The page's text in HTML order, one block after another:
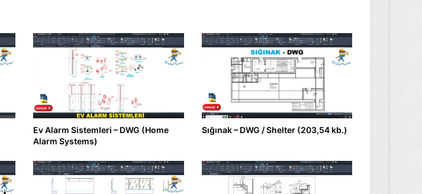
Ev Alarm Sistemleri – DWG (Home
Alarm Systems)
Sığınak – DWG / Shelter (203,54 kb.)